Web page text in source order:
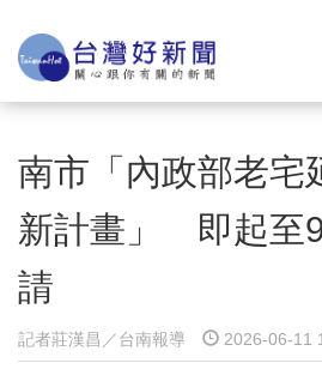
南市「內政部老宅
新計畫」 即起至
請
記者莊漢昌／台南報導 2026-06-11